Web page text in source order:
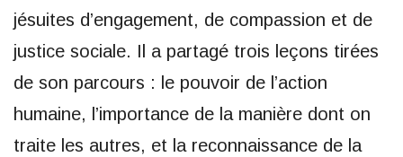
jésuites d’engagement, de compassion et de
justice sociale. Il a partagé trois leçons tirées
de son parcours : le pouvoir de l’action
humaine, l’importance de la manière dont on
traite les autres, et la reconnaissance de la